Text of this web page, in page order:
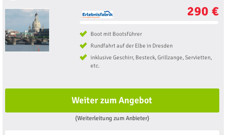
290 €
Boot mit Bootsführer
Rundfahrt auf der Elbe in Dresden
inklusive Geschirr, Besteck, Grillzange, Servietten,
etc.
Weiter zum Angebot
(Weiterleitung zum Anbieter)